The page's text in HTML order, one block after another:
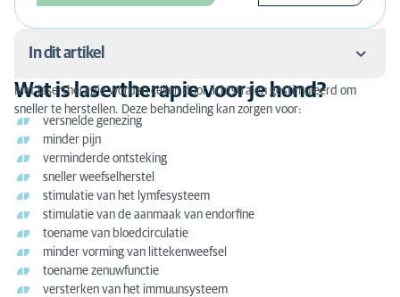
In dit artikel
Wat is lasertherapie voor je hond?
Waarom zou je kiezen voor lasertherapie?
Hoe werkt lasertherapie bij honden?
Kosten lasertherapie bij een hond
Wat is lasertherapie voor je hond?
Met lasertherapie worden cellen door lichtstralen gestimuleerd om
sneller te herstellen. Deze behandeling kan zorgen voor:
versnelde genezing
minder pijn
verminderde ontsteking
sneller weefselherstel
stimulatie van het lymfesysteem
stimulatie van de aanmaak van endorfine
toename van bloedcirculatie
minder vorming van littekenweefsel
toename zenuwfunctie
versterken van het immuunsysteem